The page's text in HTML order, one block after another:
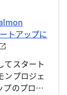
トアップに
てスタート
ンプロジェ
プのプロダ